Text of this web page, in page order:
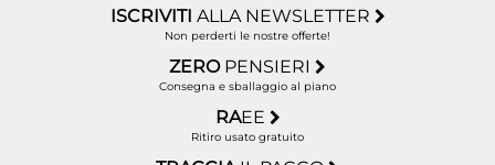
ISCRIVITI ALLA NEWSLETTER
Non perderti le nostre offerte!
ZERO PENSIERI
Consegna e sballaggio al piano
RAEE
Ritiro usato gratuito